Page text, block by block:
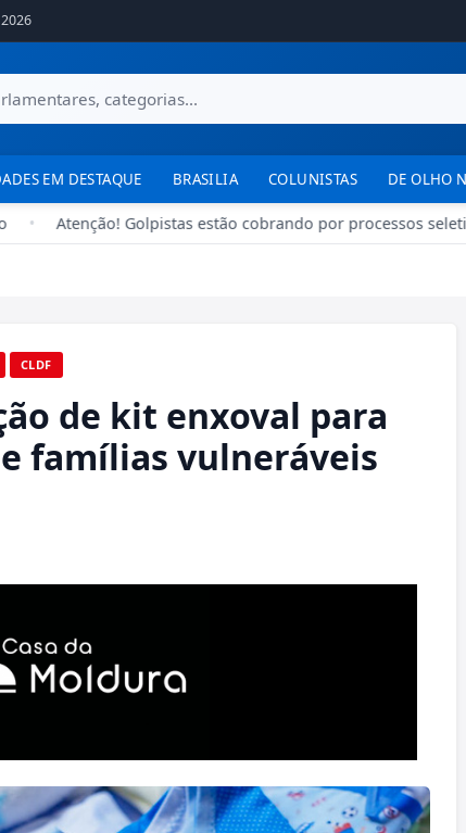
EM DESTAQUE BRASILIA COLUNISTAS DE OLHO
Atenção! Golpistas estão cobrando por processos
CLDF
de kit enxoval para
famílias vulneráveis